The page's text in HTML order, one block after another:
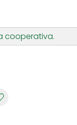
PAPELERIA
cooperativa.